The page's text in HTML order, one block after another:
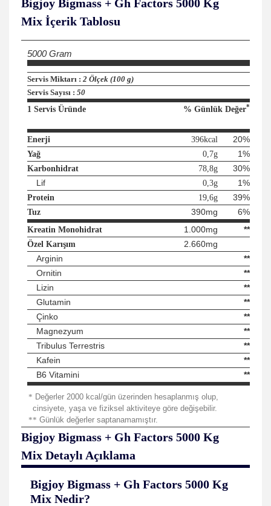
Bigjoy Bigmass + Gh Factors 5000 Kg
Mix İçerik Tablosu
5000 Gram
Servis Miktarı :2 Ölçek (100 g)
Servis Sayısı :50
1 Servis Üründe
% Günlük Değer*
396kcal 20%
Enerji
0,7g
1%
Yağ
78,8g
30%
Karbonhidrat
0,3g
1%
Lif
19,6g 39%
Protein
390mg 6%
Tuz
1.000mg **
Kreatin Monohidrat
2.660mg
Özel Karışım
**
Arginin
**
Ornitin
**
Lizin
**
Glutamin
**
Çinko
**
Magnezyum
**
Tribulus Terrestris
**
Kafein
**
B6 Vitamini
* Değerler 2000 kcal/gün üzerinden hesaplanmış olup,
cinsiyete, yaşa ve fiziksel aktiviteye göre değişebilir.
** Günlük değerler saptanamamıştır.
Bigjoy Bigmass + Gh Factors 5000 Kg
Mix Detaylı Açıklama
Bigjoy Bigmass + Gh Factors 5000 Kg
Mix Nedir?